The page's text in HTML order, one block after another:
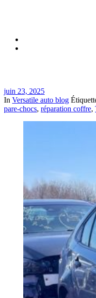
juin 23, 2025
In Versatile auto blog
pare-chocs, réparation coffre,